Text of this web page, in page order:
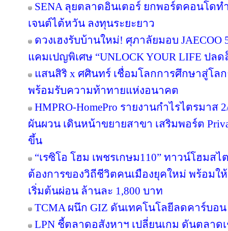
SENA ลุยตลาดอินเตอร์ ยกพอร์ตคอนโดท
เจนต์ไต้หวัน ลงทุนระยะยาว
ดวงเฮงรับบ้านใหม่! ศุภาลัยมอบ
แคมเปญพิเศษ “UNLOCK YOUR LIFE ปล
แสนสิริ x ศศินทร์ เชื่อมโลกการศึกษาสู่โลก
พร้อมรับความท้าทายแห่งอนาคต
HMPRO-HomePro รายงานกำไรไตรมาส
ผันผวน เดินหน้าขยายสาขา เสริมพอร์ต
ขึ้น
“เรซิโอ โฮม เพชรเกษม110” ทาวน์โฮมส
ต้องการของวิถีชีวิตคนเมืองยุคใหม่ พร้อมให้
เริ่มต้นผ่อน ล้านละ 1,800 บาท
TCMA ผนึก GIZ ดันเทคโนโลยีลดคาร์บอน
LPN ชี้ตลาดอสังหาฯ เปลี่ยนเกม ดันตลา